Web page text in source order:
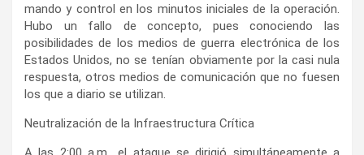
mando y control en los minutos iniciales de la operación.
Hubo un fallo de concepto, pues conociendo las
posibilidades de los medios de guerra electrónica de los
Estados Unidos, no se tenían obviamente por la casi nula
respuesta, otros medios de comunicación que no fuesen
los que a diario se utilizan.
Neutralización de la Infraestructura Crítica